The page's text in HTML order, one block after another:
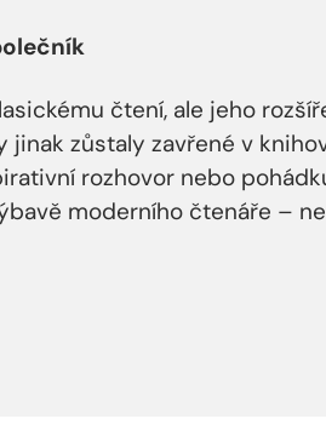
čtení, ale jeho
jinak zůstaly zavřené v
rozhovor nebo
moderního čtenáře –